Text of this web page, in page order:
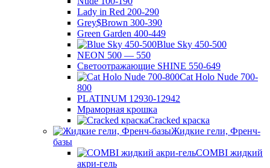
Lady in Red 200-290
Grey$Brown 300-390
Green Garden 400-449
Blue Sky 450-500
NEON 500 — 550
Светоотражающие SHINE 550-649
Cat Holo Nude 700-
800
PLATINUM 12930-12942
Мраморная крошка
Cracked краска
Жидкие гели, Френч-
базы
COMBI жидкий
акри-гель